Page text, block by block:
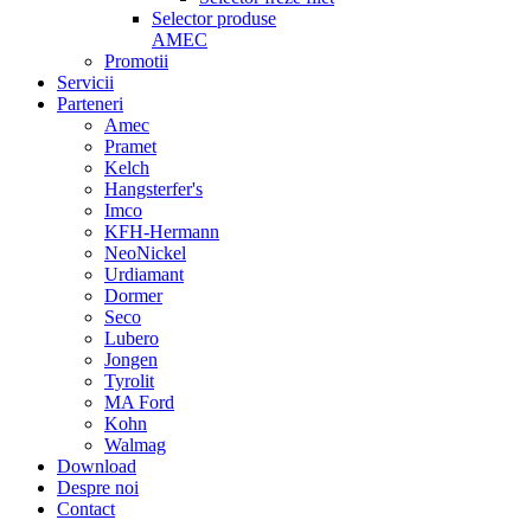
Selector produse
AMEC
Promotii
Servicii
Parteneri
Amec
Pramet
Kelch
Hangsterfer's
Imco
KFH-Hermann
NeoNickel
Urdiamant
Dormer
Seco
Lubero
Jongen
Tyrolit
MA Ford
Kohn
Walmag
Download
Despre noi
Contact